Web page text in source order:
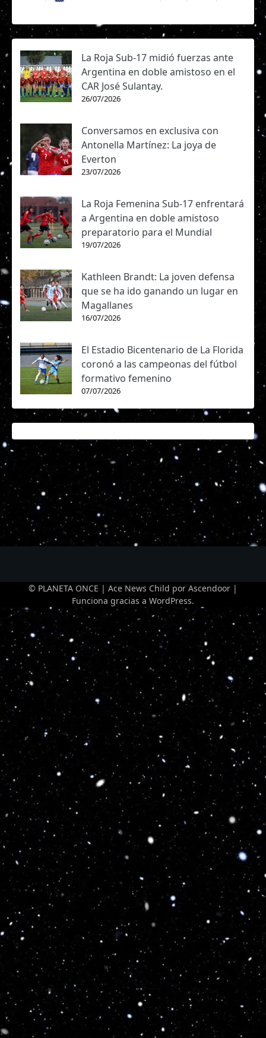
La Roja Sub-17 midió fuerzas ante
Argentina en doble amistoso en el
CAR José Sulantay.
26/07/2026
Conversamos en exclusiva con
Antonella Martínez: La joya de
Everton
23/07/2026
La Roja Femenina Sub-17 enfrentará
a Argentina en doble amistoso
preparatorio para el Mundial
19/07/2026
Kathleen Brandt: La joven defensa
que se ha ido ganando un lugar en
Magallanes
16/07/2026
El Estadio Bicentenario de La Florida
coronó a las campeonas del fútbol
formativo femenino
07/07/2026
© PLANETA ONCE | Ace News Child por Ascendoor |
Funciona gracias a WordPress.